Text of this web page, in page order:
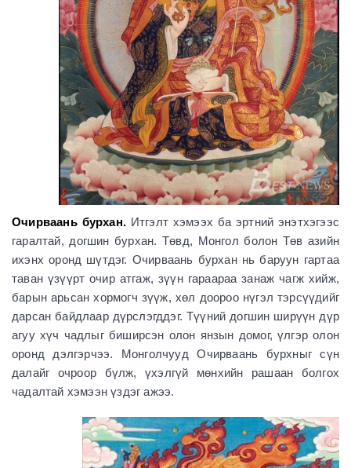
Очирваань бурхан. Итгэлт хэмээх ба эртний энэтхэгээс
гаралтай, догшин бурхан. Төвд, Монгол болон Төв азийн
ихэнх оронд шүтдэг. Очирваань бурхан нь баруун гартаа
таван үзүүрт очир атгаж, зүүн гараараа занаж чагж хийж,
барын арьсан хормогч зүүж, хөл доороо нүгэл тэрсүүдийг
дарсан байдлаар дүрслэгддэг. Түүний догшин ширүүн дүр
агуу хүч чадлыг биширсэн олон янзын домог, үлгэр олон
оронд дэлгэрчээ. Монголчууд Очирваань бурхныг сүн
далайг очроор бүлж, үхэлгүй мөнхийн рашаан болгох
чадалтай хэмээн үздэг ажээ.